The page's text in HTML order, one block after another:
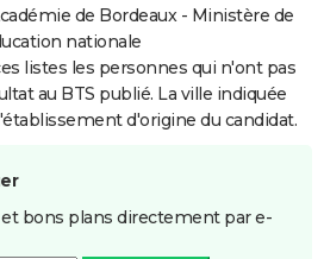
de Bordeaux - Ministère de
nationale
listes les personnes qui n'ont pas
au BTS publié. La ville indiquée
d'origine du candidat.
bons plans directement par e-